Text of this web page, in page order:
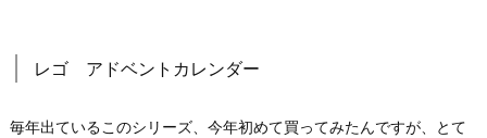
レゴ アドベントカレンダー
毎年出ているこのシリーズ、今年初めて買ってみたんですが、とて